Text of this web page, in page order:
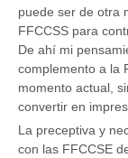
puede ser de otra
FFCCSS para
De ahí mi
complemento a la
momento actual,
convertir en
La preceptiva y
con las FFCCSE